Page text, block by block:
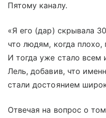
Пятому каналу.
«Я его (дар) скрывала
что людям, когда плохо,
И тогда уже стало всем
Лель, добавив, что
стали достоянием
Отвечая на вопрос о